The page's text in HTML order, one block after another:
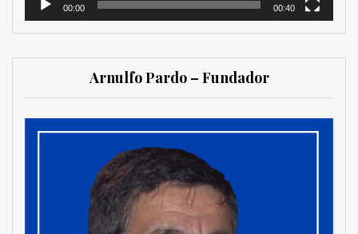
00:00 00:40
Arnulfo Pardo – Fundador